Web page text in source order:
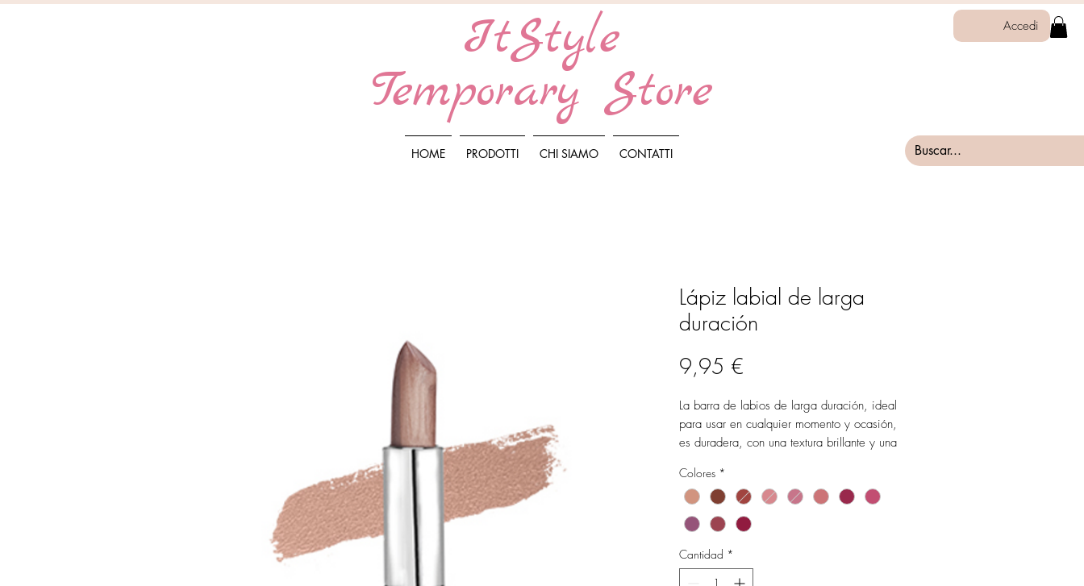
ItStyle
Temporary Store
Accedi
HOME PRODOTTI CHI SIAMO CONTATTI
Lápiz labial de larga
duración
9,95 €
La barra de labios de larga duración, ideal
para usar en cualquier momento y ocasión,
es duradera, con una textura brillante y una
Colores *
Cantidad *